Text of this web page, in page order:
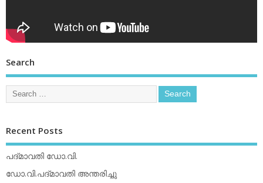
Search
Recent Posts
പദ്മാവതി ഡോ.വി.
ഡോ.വി.പദ്മാവതി അന്തരിച്ചു